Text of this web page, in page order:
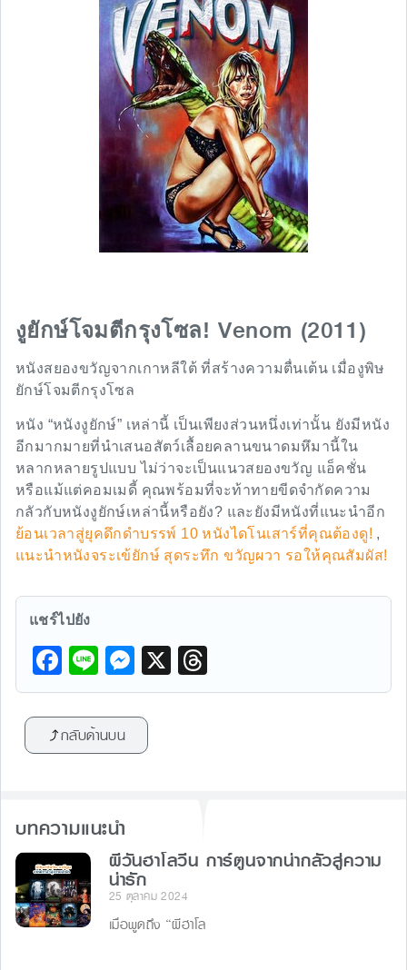
งูยักษ์โจมตีกรุงโซล! Venom (2011)
หนังสยองขวัญจากเกาหลีใต้ ที่สร้างความตื่นเต้น เมื่องูพิษ
ยักษ์โจมตีกรุงโซล
หนัง “หนังงูยักษ์” เหล่านี้ เป็นเพียงส่วนหนึ่งเท่านั้น ยังมีหนัง
อีกมากมายที่นำเสนอสัตว์เลื้อยคลานขนาดมหึมานี้ใน
หลากหลายรูปแบบ ไม่ว่าจะเป็นแนวสยองขวัญ แอ็คชั่น
หรือแม้แต่คอมเมดี้ คุณพร้อมที่จะท้าทายขีดจำกัดความ
กลัวกับหนังงูยักษ์เหล่านี้หรือยัง? และยังมีหนังที่แนะนำอีก
ย้อนเวลาสู่ยุคดึกดำบรรพ์ 10 หนังไดโนเสาร์ที่คุณต้องดู! ,
แนะนำหนังจระเข้ยักษ์ สุดระทึก ขวัญผวา รอให้คุณสัมผัส!
แชร์ไปยัง
F
a
c
e
o
k
Li
n
e
M
e
s
s
er
X
hr
กลับด้านบน
บทความแนะนำ
ผีวันฮาโลวีน การ์ตูนจากน่ากลัวสู่ความ
น่ารัก
25 ตุลาคม 2024
เมื่อพูดถึง “ผีฮาโล